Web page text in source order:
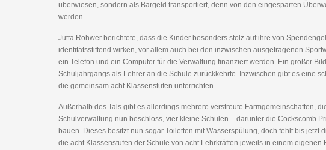
überwiesen, sondern als Bargeld transportiert, denn von den eingesparten
werden.
Jutta Rohwer berichtete, dass die Kinder besonders stolz auf ihre von
identitätsstiftend wirken, vor allem auch bei den inzwischen ausgetragenen
ein Telefon und ein Computer für die Verwaltung finanziert werden. Ein großer
Schuljahrgangs als Lehrer an die Schule zurückkehrte. Inzwischen gibt es eine
die gemeinsam acht Klassenstufen unterrichten.
Außerhalb des Tals gibt es allerdings mehrere verstreute Farmgemeinschaften,
Schulverwaltung nun beschloss, vier kleine Schulen – darunter die Cockscomb
bauen. Dieses besitzt nun sogar Toiletten mit Wasserspülung, doch fehlt bis
die acht Klassenstufen der Schule von acht Lehrkräften jeweils in einem